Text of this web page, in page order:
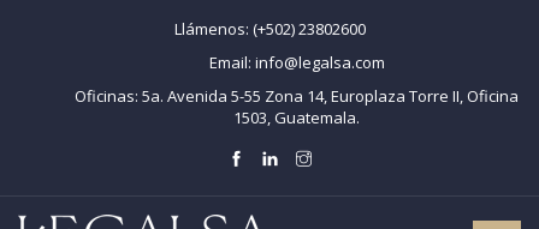
Llámenos: (+502) 23802600
Email: info@legalsa.com
Oficinas: 5a. Avenida 5-55 Zona 14, Europlaza Torre II, Oficina
1503, Guatemala.